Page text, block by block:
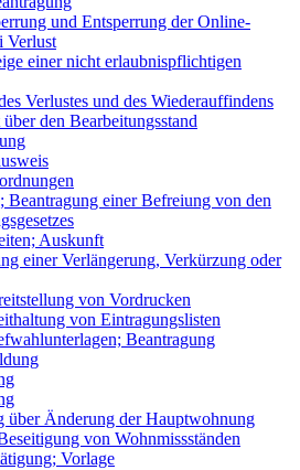
und Entsperrung der Online-
Verlust
einer nicht erlaubnispflichtigen
Verlustes und des Wiederauffindens
den Bearbeitungsstand
Beantragung einer Befreiung von den
Auskunft
einer Verlängerung, Verkürzung oder
von Vordrucken
von Eintragungslisten
Beantragung
über Änderung der Hauptwohnung
von Wohnmissständen
Vorlage